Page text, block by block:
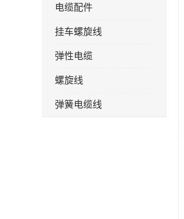
电缆配件
挂车螺旋线
弹性电缆
螺旋线
弹簧电缆线